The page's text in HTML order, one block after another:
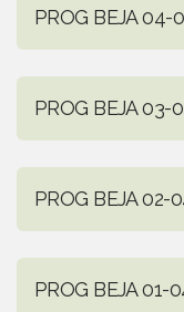
PROG BEJA 04-
PROG BEJA 03-
PROG BEJA 02-
PROG BEJA 01-